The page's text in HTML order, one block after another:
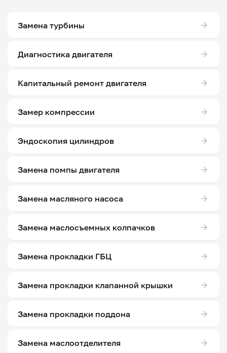
Замена турбины
Диагностика двигателя
Капитальный ремонт двигателя
Замер компрессии
Эндоскопия цилиндров
Замена помпы двигателя
Замена масляного насоса
Замена маслосъемных колпачков
Замена прокладки ГБЦ
Замена прокладки клапанной крышки
Замена прокладки поддона
Замена маслоотделителя